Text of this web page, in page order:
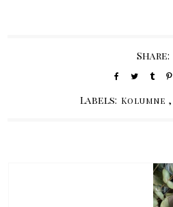
Share:
Labels: Kolumne ,